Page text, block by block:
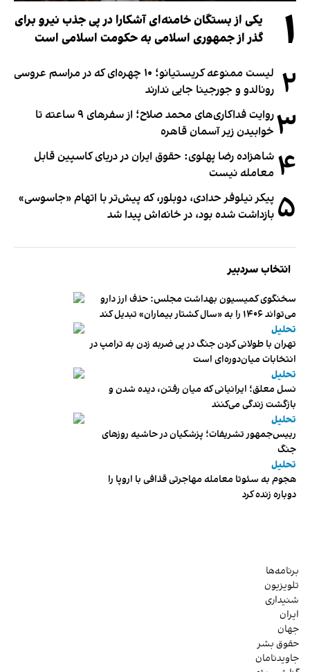
۱
یکی از بستگان خامنه‌ای آشکارا در پی جذب نیرو برای
گذر از جمهوری اسلامی به حکومت اسلامی است
۲
لیست ممنوعه کریستیانو؛ ۱۰ چهره‌ای که در مراسم عروسی
رونالدو و جورجینا جایی ندارند
۳
روایت فداکاری‌های محمد صلاح؛ از سفرهای ۹ ساعته تا
خوابیدن زیر آسمان قاهره
۴ شاهزاده رضا پهلوی: حقوق ایران در دریای کاسپین قابل
معامله نیست
۵ پیکر نیلوفر حدادی، دوبلور، که پیش‌تر با اتهام «جاسوسی»
بازداشت شده بود، در خانه‌اش پیدا شد
انتخاب سردبیر
سخنگوی کمیسیون بهداشت مجلس: حذف ارز دارو
می‌تواند ۱۴۰۶ را به «سال کشتار بیماران» تبدیل کند
تحلیل
تهران با طولانی کردن جنگ در پی ضربه زدن به ترامپ در
انتخابات میان‌دوره‌ای است
تحلیل
نسل معلق؛ ایرانیانی که میان رفتن، دیده شدن و
بازگشت زندگی می‌کنند
تحلیل
رییس‌جمهور تشریفات؛ پزشکیان در حاشیه روزهای
جنگ
تحلیل
هجوم به سئوتا معامله مهاجرتی قذافی با اروپا را
دوباره زنده کرد
برنامه‌ها
تلویزیون
شنیداری
ایران
جهان
حقوق بشر
جاویدنامان